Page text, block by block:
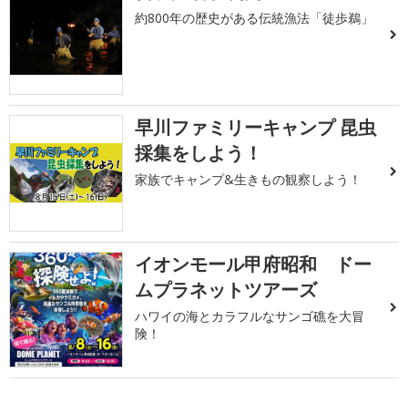
約800年の歴史がある伝統漁法「徒歩鵜」
早川ファミリーキャンプ 昆虫
採集をしよう！
家族でキャンプ&生きもの観察しよう！
イオンモール甲府昭和 ドー
ムプラネットツアーズ
ハワイの海とカラフルなサンゴ礁を大冒
険！